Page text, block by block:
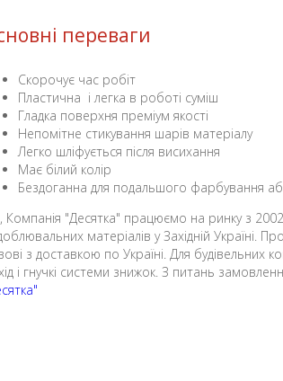
переваги
Скорочує час робіт
Пластична і легка в роботі суміш
Гладка поверхня преміум якості
Непомітне стикування шарів матеріалу
Легко шліфується після висихання
Має білий колір
Бездоганна для подальшого фарбування
"Десятка" працюємо на ринку з 2002
матеріалів у Західній Україні.
з доставкою по Україні. Для будівельних
і гнучкі системи знижок. З питань